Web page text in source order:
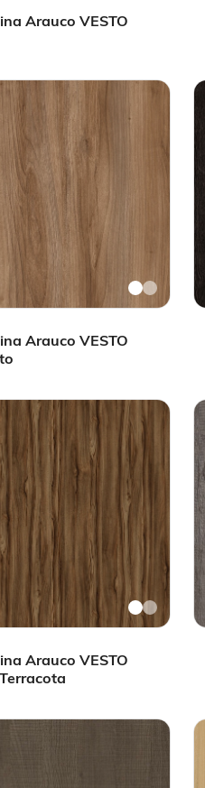
Arauco VESTO
Arauco VESTO
Arauco VESTO